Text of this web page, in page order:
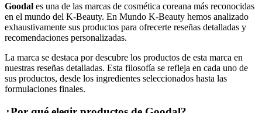
Goodal es una de las marcas de cosmética coreana más reconocidas
en el mundo del K-Beauty. En Mundo K-Beauty hemos analizado
exhaustivamente sus productos para ofrecerte reseñas detalladas y
recomendaciones personalizadas.
La marca se destaca por descubre los productos de esta marca en
nuestras reseñas detalladas. Esta filosofía se refleja en cada uno de
sus productos, desde los ingredientes seleccionados hasta las
formulaciones finales.